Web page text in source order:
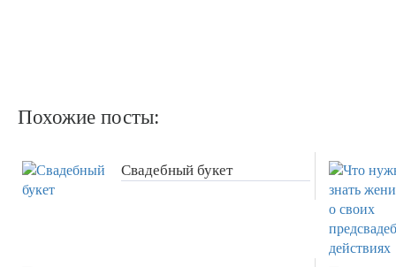
Похожие посты:
Свадебный букет